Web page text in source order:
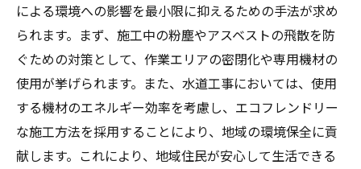
による環境への影響を最小限に抑えるための手法が求め
られます。まず、施工中の粉塵やアスベストの飛散を防
ぐための対策として、作業エリアの密閉化や専用機材の
使用が挙げられます。また、水道工事においては、使用
する機材のエネルギー効率を考慮し、エコフレンドリー
な施工方法を採用することにより、地域の環境保全に貢
献します。これにより、地域住民が安心して生活できる